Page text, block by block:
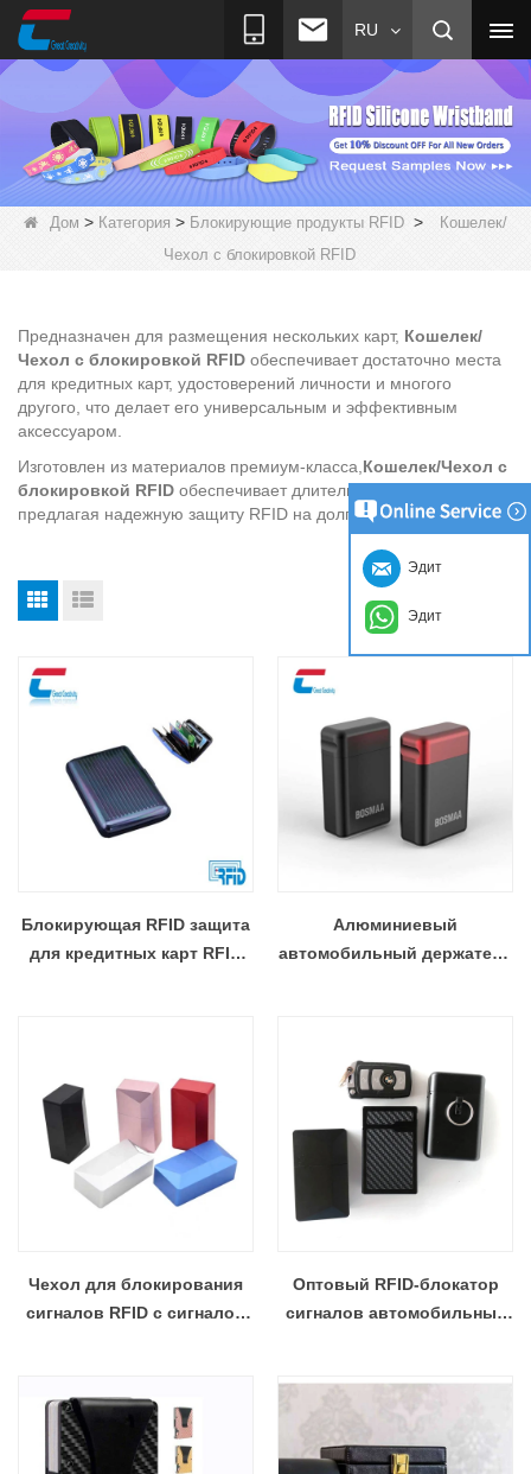
RU
Дом > Категория > Блокирующие продукты RFID >
Кошелек/
Чехол с блокировкой RFID
Предназначен для размещения нескольких карт, Кошелек/
Чехол с блокировкой RFID обеспечивает достаточно места
для кредитных карт, удостоверений личности и многого
другого, что делает его универсальным и эффективным
аксессуаром.
Изготовлен из материалов премиум-класса, Кошелек/Чехол с
блокировкой RFID обеспечивает длительную работу,
предлагая надежную защиту RFID на долгие годы.
Блокирующая RFID защита
для кредитных карт RFID
Алюминиевый
автомобильный держатель
Чехол для блокирования
сигналов RFID с сигналом
Оптовый RFID-блокатор
сигналов автомобильных
Эдит
Эдит